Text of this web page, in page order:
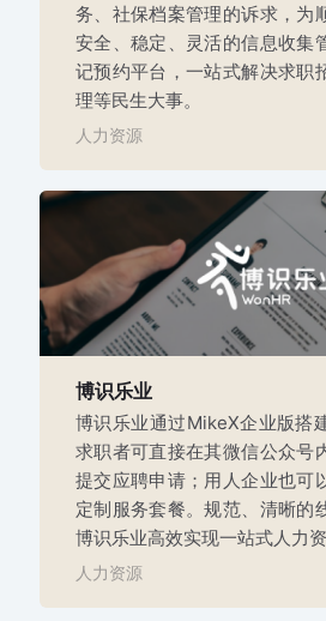
务、社保档案管理的诉求，为
安全、稳定、灵活的信息收集
记预约平台，一站式解决求职
理等民生大事。
人力资源
博识乐业
博识乐业通过MikeX企业版搭
求职者可直接在其微信公众号
提交应聘申请；用人企业也可
定制服务套餐。规范、清晰的
博识乐业高效实现一站式人力资
人力资源